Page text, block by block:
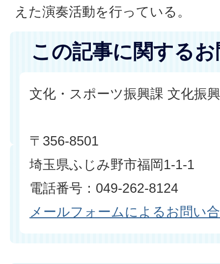
えた演奏活動を行っている。
この記事に関する
文化・スポーツ振興課 文化振
〒356-8501
埼玉県ふじみ野市福岡1-1-1
電話番号：049-262-8124
メールフォームによるお問い